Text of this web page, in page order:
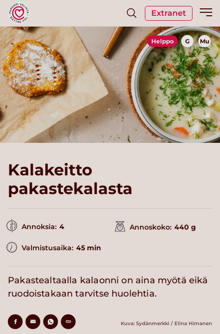
Extranet
Helppo G Mu
Kalakeitto
pakastekalasta
Annoksia: 4 Annoskoko: 440 g
Valmistusaika: 45 min
Pakastealtaalla kalaonni on aina myötä eikä
ruodoistakaan tarvitse huolehtia.
Kuva: Sydänmerkki / Elina Himanen